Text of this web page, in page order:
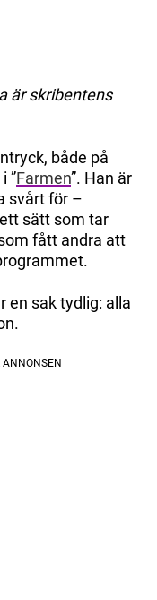
är skribentens
både på
”Farmen”. Han är
svårt för –
sätt som tar
fått andra att
en sak tydlig: alla